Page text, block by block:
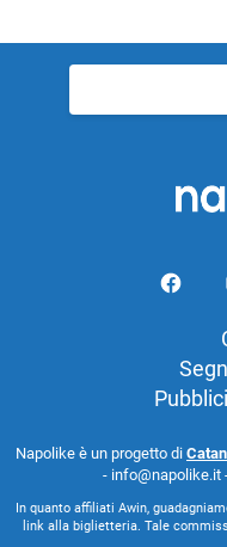
per:
Napolike è un progetto di
- info@napolike.it
In quanto affiliati Awin,
link alla biglietteria. Tale